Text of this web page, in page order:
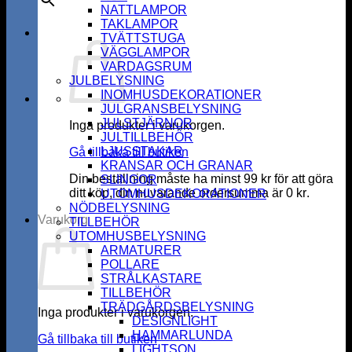
Inga produkter i varukorgen.
Gå tillbaka till butiken
Din beställning måste ha minst99 kr för att göra
ditt köp, din nuvarande ordersumma är 0 kr.
Varukorg
Inga produkter i varukorgen.
Gå tillbaka till butiken
NATTLAMPOR
TAKLAMPOR
TVÄTTSTUGA
VÄGGLAMPOR
VARDAGSRUM
JULBELYSNING
INOMHUSDEKORATIONER
JULGRANSBELYSNING
JULSTJÄRNOR
JULTILLBEHÖR
LJUSSTAKAR
KRANSAR OCH GRANAR
SLINGOR
UTOMHUSDEKORATIONER
NÖDBELYSNING
TILLBEHÖR
UTOMHUSBELYSNING
ARMATURER
POLLARE
STRÅLKASTARE
TILLBEHÖR
TRÄDGÅRDSBELYSNING
DESIGNLIGHT
HAMMARLUNDA
LIGHTSON